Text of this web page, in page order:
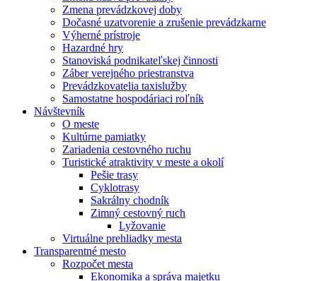
Zmena prevádzkovej doby
Dočasné uzatvorenie a zrušenie prevádzkarne
Výherné prístroje
Hazardné hry
Stanoviská podnikateľskej činnosti
Záber verejného priestranstva
Prevádzkovatelia taxislužby
Samostatne hospodáriaci roľník
Návštevník
O meste
Kultúrne pamiatky
Zariadenia cestovného ruchu
Turistické atraktivity v meste a okolí
Pešie trasy
Cyklotrasy
Sakrálny chodník
Zimný cestovný ruch
Lyžovanie
Virtuálne prehliadky mesta
Transparentné mesto
Rozpočet mesta
Ekonomika a správa majetku